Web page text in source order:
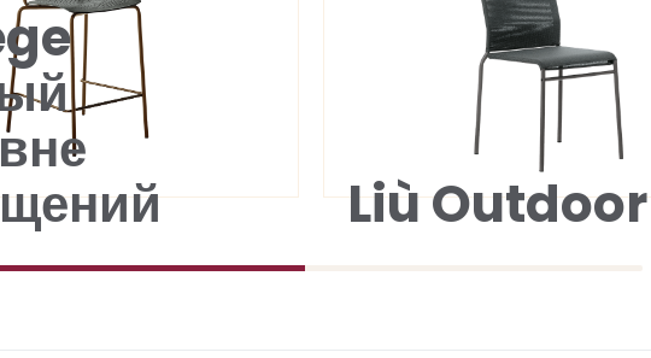
Liù Outdoor